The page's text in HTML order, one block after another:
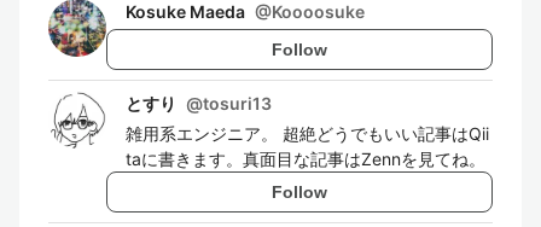
Kosuke Maeda @Koooosuke
Follow
とすり @tosuri13
雑用系エンジニア。 超絶どうでもいい記事はQii
taに書きます。真面目な記事はZennを見てね。
Follow